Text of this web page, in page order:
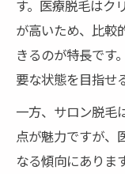
す。医療脱毛はク
が高いため、比較
きるのが特長です
要な状態を目指せ
一方、サロン脱毛
点が魅力ですが、
なる傾向にありま